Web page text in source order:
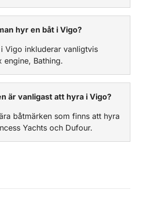
hyr en båt i Vigo?
Vigo inkluderar vanligtvis
engine, Bathing.
är vanligast att hyra i Vigo?
båtmärken som finns att hyra
Yachts och Dufour.